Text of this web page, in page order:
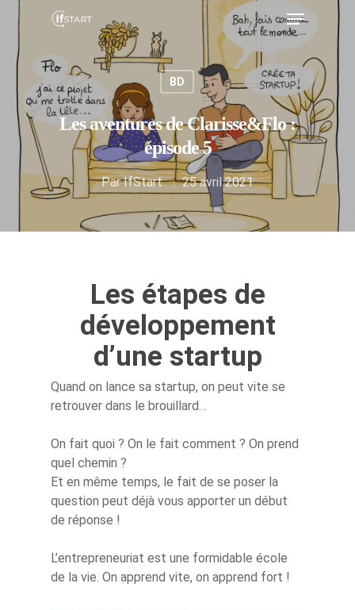
Hit enter to search or ESC to close
BD
Les aventures de Clarisse&Flo :
épisode 5
ParIfStart 25 avril 2021
Les étapes de
développement
d’une startup
Quand on lance sa startup, on peut vite se
retrouver dans le brouillard…
On fait quoi ? On le fait comment ? On prend
quel chemin ?
Et en même temps, le fait de se poser la
question peut déjà vous apporter un début
de réponse !
L’entrepreneuriat est une formidable école
de la vie. On apprend vite, on apprend fort !